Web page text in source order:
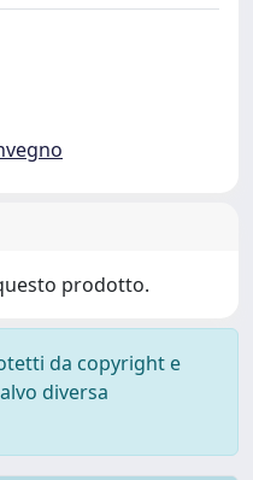
prodotto.
da copyright e
diversa